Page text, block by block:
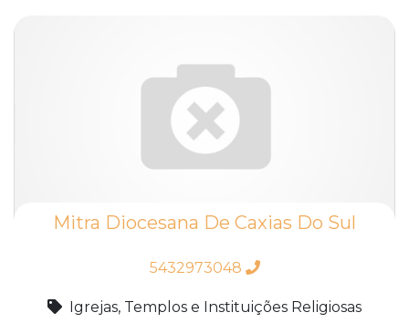
Mitra Diocesana De Caxias Do Sul
5432973048
Igrejas, Templos e Instituições Religiosas